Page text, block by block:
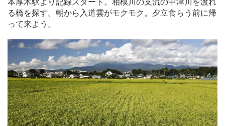
る橋を探す。朝から入道雲がモクモク。夕立食らう前に帰
って来よう。